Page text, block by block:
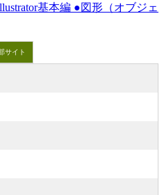
基本編 ●図形（オブジェ
サイト